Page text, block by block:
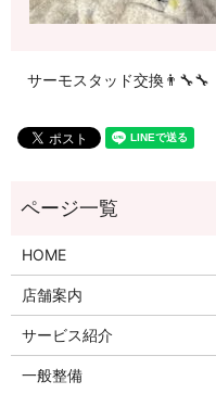
サーモスタッド交換👨‍🔧🔧
HOME
店舗案内
サービス紹介
一般整備